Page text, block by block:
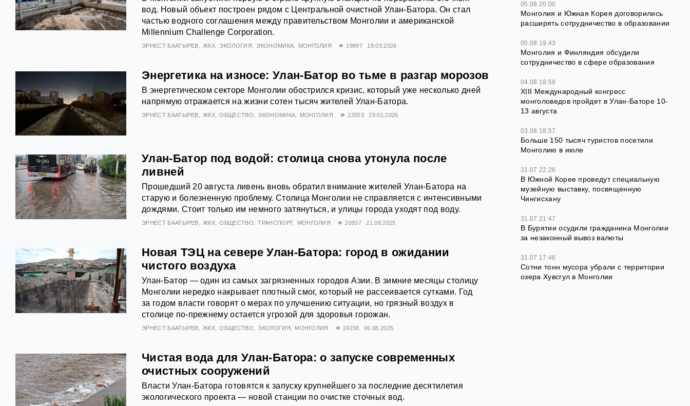
вод. Новый объект построен рядом с Центральной очистной Улан-Батора. Он стал
частью водного соглашения между правительством Монголии и американской
Millennium Challenge Corporation.
ЭРНЕСТ БААТЫРЕВ ЖКХ ЭКОЛОГИЯ ЭКОНОМИКА МОНГОЛИЯ 19897 18.03.2026
Энергетика на износе: Улан-Батор во тьме в разгар морозов
В энергетическом секторе Монголии обострился кризис, который уже несколько дней
напрямую отражается на жизни сотен тысяч жителей Улан-Батора.
ЭРНЕСТ БААТЫРЕВ ЖКХ ОБЩЕСТВО ЭКОНОМИКА МОНГОЛИЯ 22553 29.01.2026
Улан-Батор под водой: столица снова утонула после
ливней
Прошедший 20 августа ливень вновь обратил внимание жителей Улан-Батора на
старую и болезненную проблему. Столица Монголии не справляется с интенсивными
дождями. Стоит только им немного затянуться, и улицы города уходят под воду.
ЭРНЕСТ БААТЫРЕВ ЖКХ ОБЩЕСТВО ТРАНСПОРТ МОНГОЛИЯ 20937 21.08.2025
Новая ТЭЦ на севере Улан-Батора: город в ожидании
чистого воздуха
Улан-Батор — один из самых загрязненных городов Азии. В зимние месяцы столицу
Монголии нередко накрывает плотный смог, который не рассеивается сутками. Год
за годом власти говорят о мерах по улучшению ситуации, но грязный воздух в
столице по-прежнему остается угрозой для здоровья горожан.
ЭРНЕСТ БААТЫРЕВ ЖКХ ОБЩЕСТВО ЭКОЛОГИЯ МОНГОЛИЯ 24238 06.08.2025
Чистая вода для Улан-Батора: о запуске современных
очистных сооружений
Власти Улан-Батора готовятся к запуску крупнейшего за последние десятилетия
экологического проекта — новой станции по очистке сточных вод.
05.08 20:00
Монголия и Южная Корея договорились
расширять сотрудничество в образовании
05.08 19:43
Монголия и Финляндия обсудили
сотрудничество в сфере образования
04.08 18:58
XIII Международный конгресс
монголоведов пройдет в Улан-Баторе 10-
13 августа
03.08 18:57
Больше 150 тысяч туристов посетили
Монголию в июле
31.07 22:26
В Южной Корее проведут специальную
музейную выставку, посвященную
Чингисхану
31.07 21:47
В Бурятии осудили гражданина Монголии
за незаконный вывоз валюты
31.07 17:46
Сотни тонн мусора убрали с территории
озера Хувсгул в Монголии